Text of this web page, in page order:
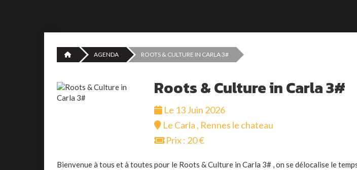
AGENDA ROOTS & CULTURE IN CARLA 3#
Roots & Culture in Carla 3#
Le 13 Juin 2026
Le Carla , Rennes le chateau
Prix : 20 €
Bienvenue à tous et à toutes pour le Roots & Culture in Carla 3# , on se délocalise le